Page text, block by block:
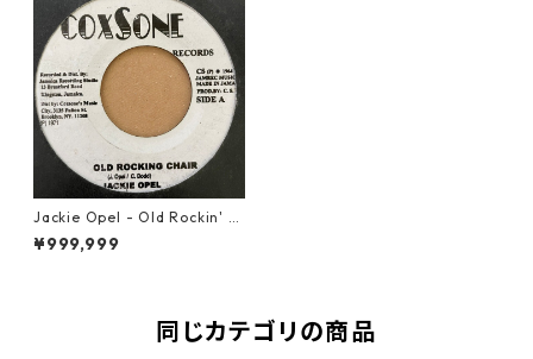
Jackie Opel - Old Rockin' C
hair【7-21162】
¥999,999
同じカテゴリの商品